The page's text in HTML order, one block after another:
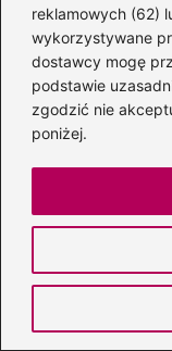
reklamowych (62)
wykorzystywane
dostawcy mogę
podstawie
zgodzić nie
poniżej.
Nazywam się
którym literatura
szansę wybrzmieć
i tych, które dziś
Na blogu piszę o
i autorach, o